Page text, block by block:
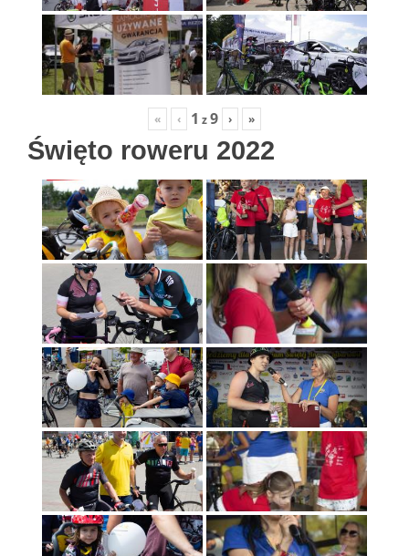
« ‹ 1 z9 › »
Święto roweru 2022